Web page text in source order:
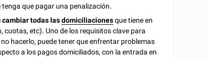
que pagar una penalización.
cambiar todas lasdomiciliacionesque tiene en
cuotas, etc). Uno de los requisitos clave para
hacerlo, puede tener que enfrentar problemas
a los pagos domiciliados, con la entrada en